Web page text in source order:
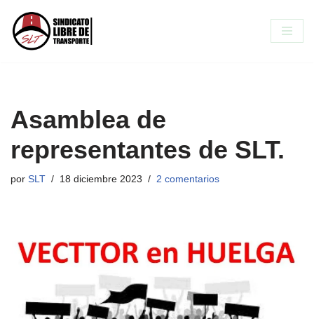
Saltar
Asamblea de
representantes de SLT.
por SLT 18 diciembre 2023 2 comentarios